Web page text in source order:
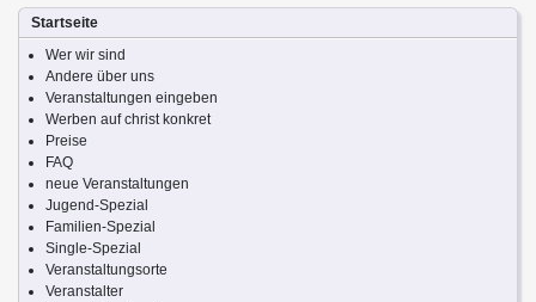
Startseite
Wer wir sind
Andere über uns
Veranstaltungen eingeben
Werben auf christ konkret
Preise
FAQ
neue Veranstaltungen
Jugend-Spezial
Familien-Spezial
Single-Spezial
Veranstaltungsorte
Veranstalter